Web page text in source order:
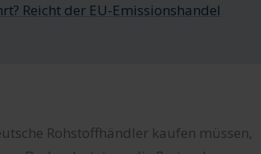
Reicht der EU-Emissionshandel
Rohstoffhändler kaufen müssen,